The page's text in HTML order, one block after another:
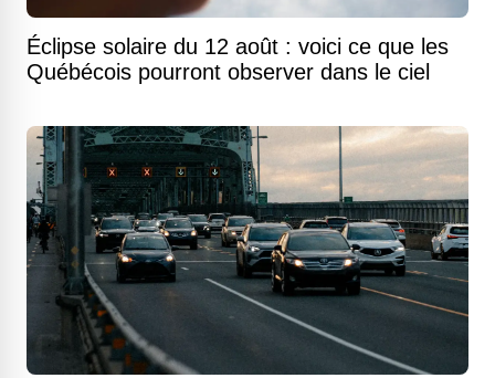
Éclipse solaire du 12 août : voici ce que les
Québécois pourront observer dans le ciel